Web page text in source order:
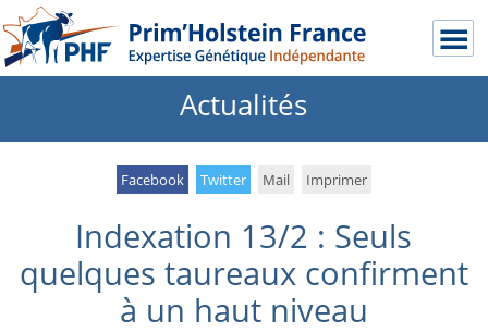
Actualités
Facebook Twitter Mail Imprimer
Indexation 13/2 : Seuls
quelques taureaux confirment
à un haut niveau